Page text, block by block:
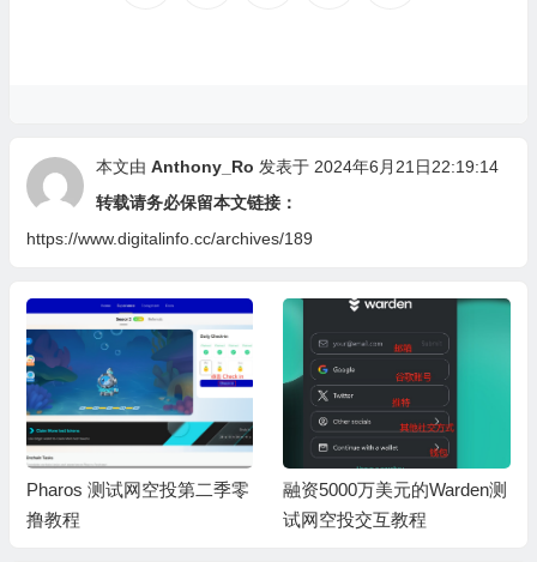
本文由 Anthony_Ro 发表于 2024年6月21日22:19:14
转载请务必保留本文链接：
https://www.digitalinfo.cc/archives/189
Pharos 测试网空投第二季零
撸教程
融资5000万美元的Warden测
试网空投交互教程